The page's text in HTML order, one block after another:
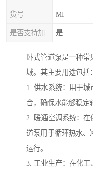
货号 MI
是
卧式管道泵是一种
域。其主要用途包括：
1. 供水系统：用于
合，确保水能够稳定
2. 暖通空调系统：
道泵用于循环热水、
运行。
3. 工业生产：在化工